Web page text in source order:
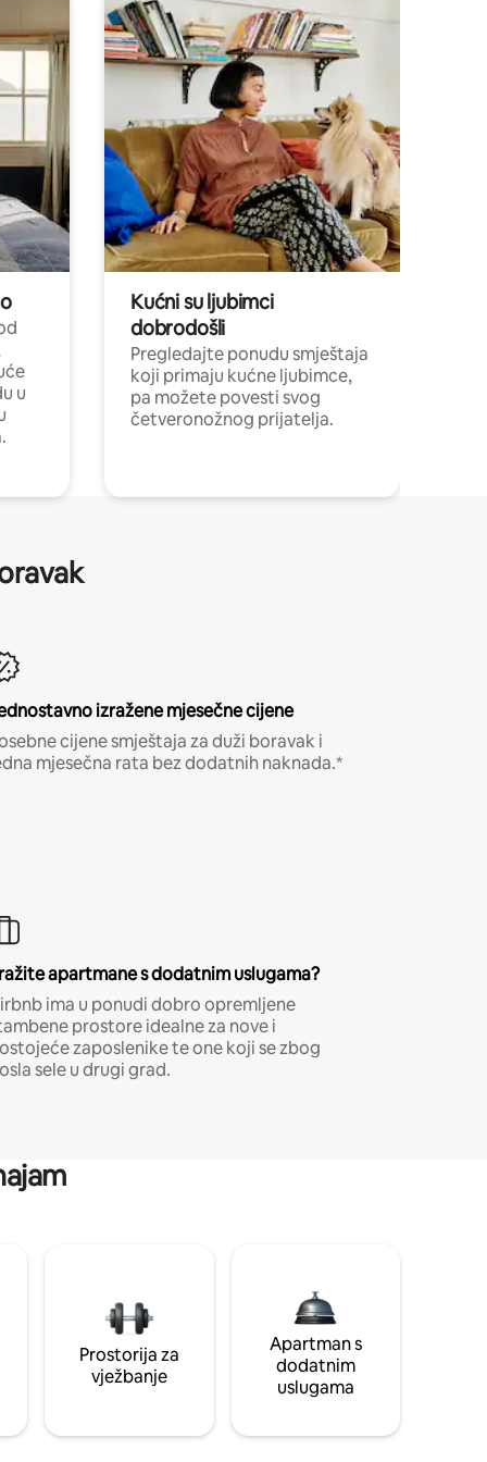
u
Kućni su ljubimci
dobrodošli
Pregledajte ponudu smještaja
koji primaju kućne ljubimce,
pa možete povesti svog
četveronožnog prijatelja.
izražene mjesečne cijene
cijene smještaja za duži boravak i
mjesečna rata bez dodatnih naknada.*
apartmane s dodatnim uslugama?
ima u ponudi dobro opremljene
prostore idealne za nove i
zaposlenike te one koji se zbog
sele u drugi grad.
Prostorija za
vježbanje
Apartman s
dodatnim
uslugama